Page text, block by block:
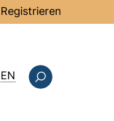
Registrieren
EN : this page in